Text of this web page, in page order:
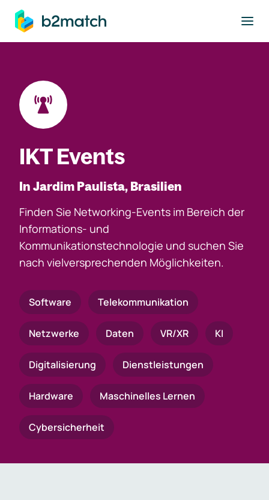
springen
IKT Events
In Jardim Paulista, Brasilien
Finden Sie Networking-Events im Bereich der
Informations- und
Kommunikationstechnologie und suchen Sie
nach vielversprechenden Möglichkeiten.
Software Telekommunikation
Netzwerke Daten VR/XR KI
Digitalisierung Dienstleistungen
Hardware Maschinelles Lernen
Cybersicherheit